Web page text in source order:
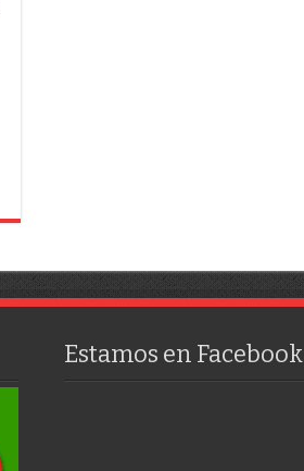
Estamos en Facebook